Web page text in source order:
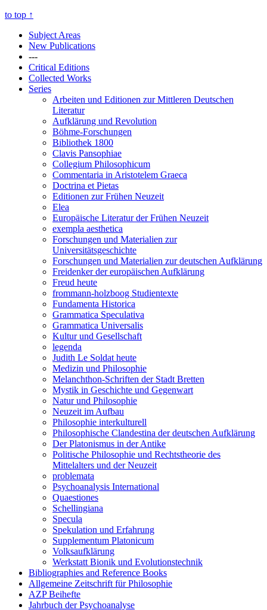
to top ↑
Subject Areas
New Publications
---
Critical Editions
Collected Works
Series
Arbeiten und Editionen zur Mittleren Deutschen
Literatur
Aufklärung und Revolution
Böhme-Forschungen
Bibliothek 1800
Clavis Pansophiae
Collegium Philosophicum
Commentaria in Aristotelem Graeca
Doctrina et Pietas
Editionen zur Frühen Neuzeit
Elea
Europäische Literatur der Frühen Neuzeit
exempla aesthetica
Forschungen und Materialien zur
Universitätsgeschichte
Forschungen und Materialien zur deutschen Aufklärung
Freidenker der europäischen Aufklärung
Freud heute
frommann-holzboog Studientexte
Fundamenta Historica
Grammatica Speculativa
Grammatica Universalis
Kultur und Gesellschaft
legenda
Judith Le Soldat heute
Medizin und Philosophie
Melanchthon-Schriften der Stadt Bretten
Mystik in Geschichte und Gegenwart
Natur und Philosophie
Neuzeit im Aufbau
Philosophie interkulturell
Philosophische Clandestina der deutschen Aufklärung
Der Platonismus in der Antike
Politische Philosophie und Rechtstheorie des
Mittelalters und der Neuzeit
problemata
Psychoanalysis International
Quaestiones
Schellingiana
Specula
Spekulation und Erfahrung
Supplementum Platonicum
Volksaufklärung
Werkstatt Bionik und Evolutionstechnik
Bibliographies and Reference Books
Allgemeine Zeitschrift für Philosophie
AZP Beihefte
Jahrbuch der Psychoanalyse